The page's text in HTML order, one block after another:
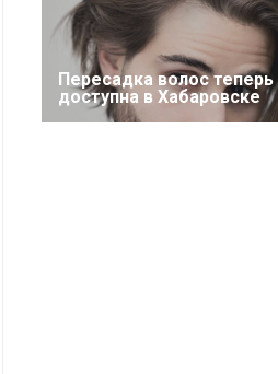
Пересадка волос теперь
доступна в Хабаровске